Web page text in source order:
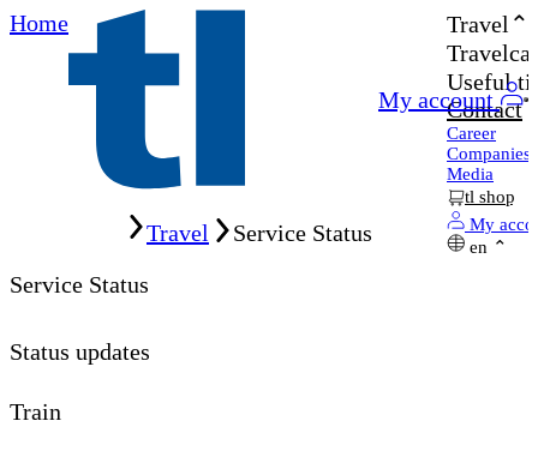
Home
My account
Travel
Useful
Contact
Career
Companies
Media
tl shop
My
en
Travel
Service Status
Service Status
Status updates
Train